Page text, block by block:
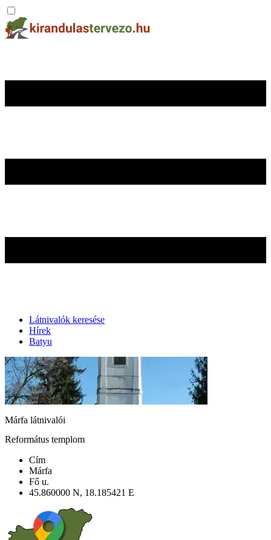
Látnivalók keresése
Hírek
Batyu
Márfa látnivalói
Református templom
Cím
Márfa
Fő u.
45.860000 N, 18.185421 E